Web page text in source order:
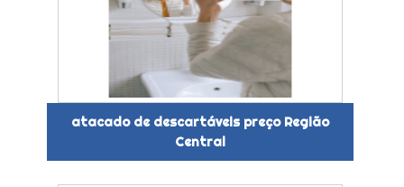
atacado de descartáveis preço Região
Central